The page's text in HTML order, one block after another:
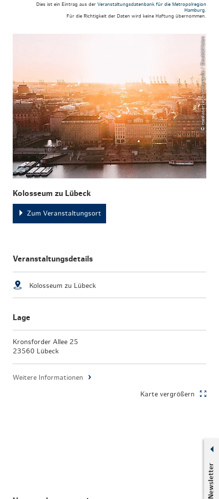
Newsletter
Dies ist ein Eintrag aus der Veranstaltungsdatenbank für die Metropolregion
Hamburg.
Für die Richtigkeit der Daten wird keine Haftung übernommen.
© mediaserver.hamburg.de / DoubleVision
Kolosseum zu Lübeck
Zum Veranstaltungsort
Veranstaltungsdetails
Kolosseum zu Lübeck
Lage
Kronsforder Allee 25
23560 Lübeck
Weitere Informationen
Karte vergrößern